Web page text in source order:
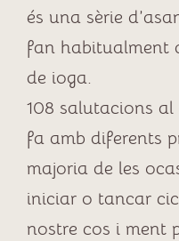
és una sèrie
fan habitualment
de ioga.
108 salutacions
fa amb diferents
majoria de les
iniciar o tancar
nostre cos i ment